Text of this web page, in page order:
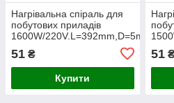
Нагрівальна спіраль для
побутових приладів
1600W/220V.L=392mm,D=5mm.
51 ₴
Купити
51